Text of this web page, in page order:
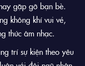
gặp gỡ bạn bè.
không khí vui vẻ,
thức âm nhạc.
trí sự kiện theo yêu